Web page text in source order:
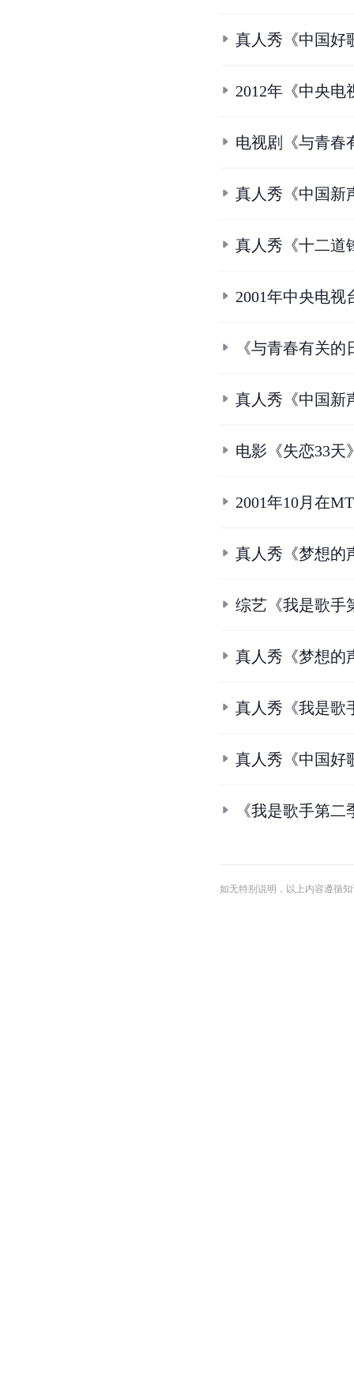
真人秀《中国好
2012年《中央
电视剧《与青春
真人秀《中国新
真人秀《十二道
2001年中央电
《与青春有关
真人秀《中国新
电影《失恋33天
2001年10月在
真人秀《梦想的
综艺《我是歌手
真人秀《梦想的
真人秀《我是歌
真人秀《中国好
《我是歌手第
如无特别说明，以上内容遵循